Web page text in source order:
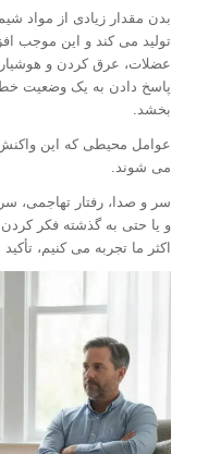
بدن مقدار زیادی از مواد
تولید می کند و این موجب
عضلات، عرق کردن و
پاسخ دادن به یک وضعیت
بخشد.
عوامل محیطی که این
می شوند.
سر و صدا، رفتار تهاجمی،
و یا حتی به گذشته فکر
اکثر ما تجربه می کنیم،